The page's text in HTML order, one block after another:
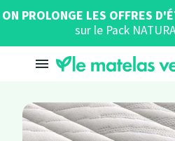
ON PROLONGE LES OFFRES
sur le Pack
